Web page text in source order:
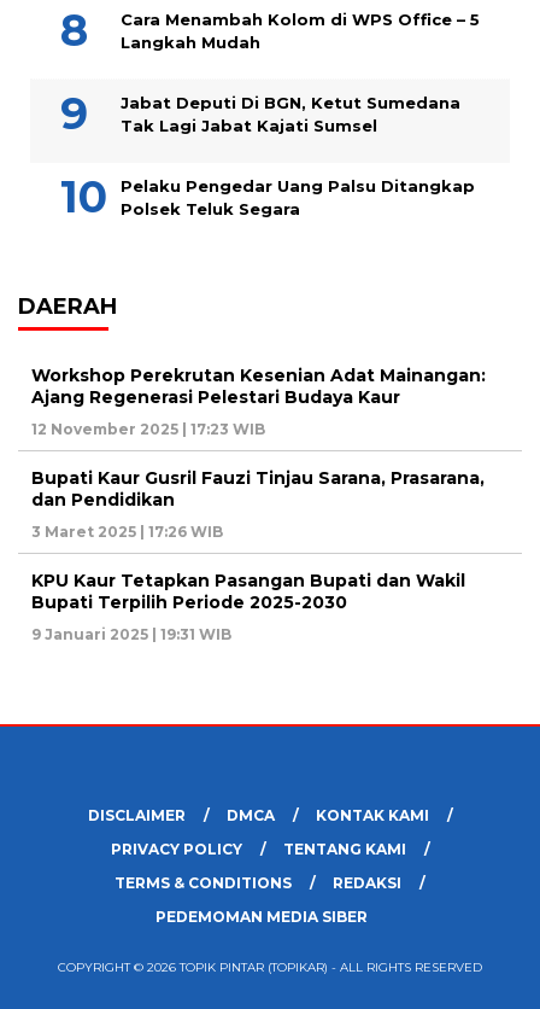
Cara Menambah Kolom di WPS Office – 5
Langkah Mudah
Jabat Deputi Di BGN, Ketut Sumedana
Tak Lagi Jabat Kajati Sumsel
Pelaku Pengedar Uang Palsu Ditangkap
Polsek Teluk Segara
DAERAH
Workshop Perekrutan Kesenian Adat Mainangan:
Ajang Regenerasi Pelestari Budaya Kaur
12 November 2025 | 17:23 WIB
Bupati Kaur Gusril Fauzi Tinjau Sarana, Prasarana,
dan Pendidikan
3 Maret 2025 | 17:26 WIB
KPU Kaur Tetapkan Pasangan Bupati dan Wakil
Bupati Terpilih Periode 2025-2030
9 Januari 2025 | 19:31 WIB
DISCLAIMER DMCA
KONTAK KAMI
PRIVACY POLICY
TENTANG KAMI
TERMS & CONDITIONS
REDAKSI
PEDEMOMAN MEDIA SIBER
COPYRIGHT © 2026 TOPIK PINTAR (TOPIKAR) - ALL RIGHTS RESERVED